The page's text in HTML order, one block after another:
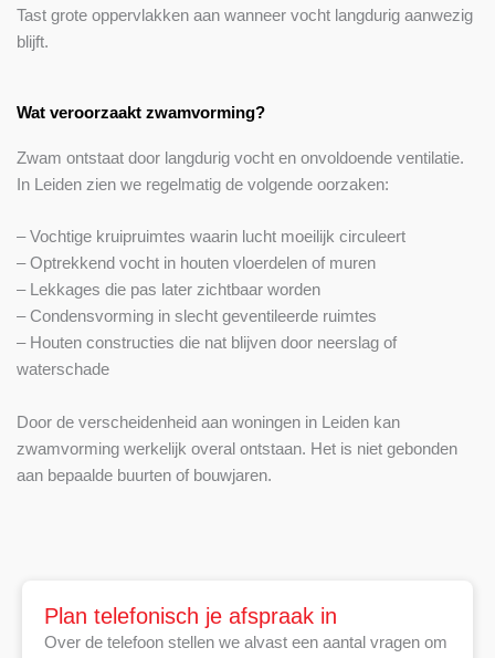
Tast grote oppervlakken aan wanneer vocht langdurig aanwezig
blijft.
Wat veroorzaakt zwamvorming?
Zwam ontstaat door langdurig vocht en onvoldoende ventilatie.
In Leiden zien we regelmatig de volgende oorzaken:
– Vochtige kruipruimtes waarin lucht moeilijk circuleert
– Optrekkend vocht in houten vloerdelen of muren
– Lekkages die pas later zichtbaar worden
– Condensvorming in slecht geventileerde ruimtes
– Houten constructies die nat blijven door neerslag of
waterschade
Door de verscheidenheid aan woningen in Leiden kan
zwamvorming werkelijk overal ontstaan. Het is niet gebonden
aan bepaalde buurten of bouwjaren.
Plan telefonisch je afspraak in
Over de telefoon stellen we alvast een aantal vragen om